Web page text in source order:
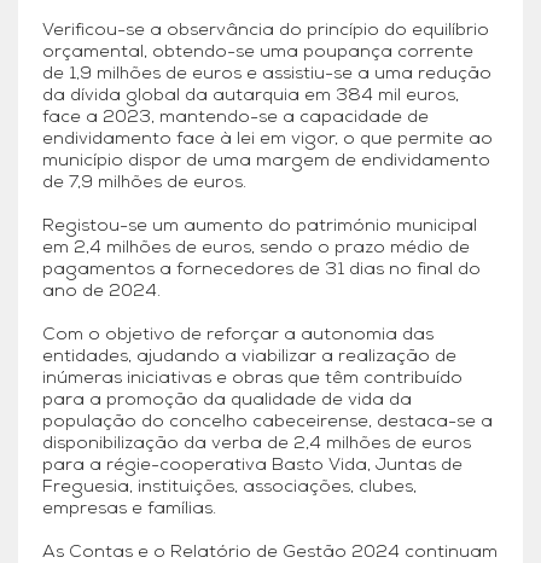
Verificou-se a observância do princípio do equilíbrio
orçamental, obtendo-se uma poupança corrente
de 1,9 milhões de euros e assistiu-se a uma redução
da dívida global da autarquia em 384 mil euros,
face a 2023, mantendo-se a capacidade de
endividamento face à lei em vigor, o que permite ao
município dispor de uma margem de endividamento
de 7,9 milhões de euros.
Registou-se um aumento do património municipal
em 2,4 milhões de euros, sendo o prazo médio de
pagamentos a fornecedores de 31 dias no final do
ano de 2024.
Com o objetivo de reforçar a autonomia das
entidades, ajudando a viabilizar a realização de
inúmeras iniciativas e obras que têm contribuído
para a promoção da qualidade de vida da
população do concelho cabeceirense, destaca-se a
disponibilização da verba de 2,4 milhões de euros
para a régie-cooperativa Basto Vida, Juntas de
Freguesia, instituições, associações, clubes,
empresas e famílias.
As Contas e o Relatório de Gestão 2024 continuam